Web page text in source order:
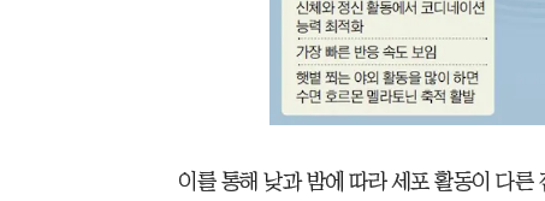
이를 통해 낮과 밤에 따라 세포 활동이 다른